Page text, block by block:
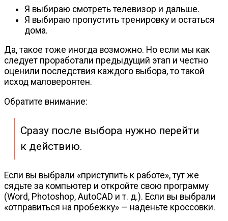
Я выбираю смотреть телевизор и дальше.
Я выбираю пропустить тренировку и остаться
дома.
Да, такое тоже иногда возможно. Но если мы как
следует проработали предыдущий этап и честно
оценили последствия каждого выбора, то такой
исход маловероятен.
Обратите внимание:
Сразу после выбора нужно перейти
к действию.
Если вы выбрали «приступить к работе», тут же
сядьте за компьютер и откройте свою программу
(Word, Photoshop, AutoCAD и т. д.). Если вы выбрали
«отправиться на пробежку» — наденьте кроссовки.